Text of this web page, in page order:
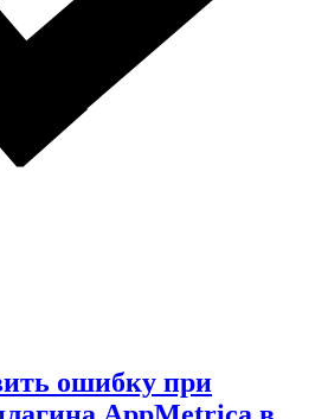
ошибку при